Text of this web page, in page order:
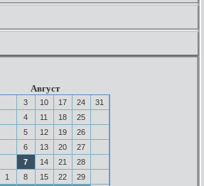
Август
3 10 17 24
31
4 11 18
25
5 12 19
26
6 13 20
27
7 14 21
28
1 8 15 22
29